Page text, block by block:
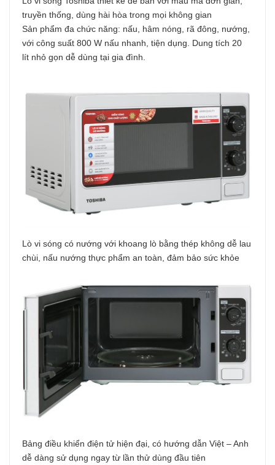
truyền thống, dùng hài hòa trong mọi không gian
Sản phẩm đa chức năng: nấu, hâm nóng, rã đông, nướng,
với công suất 800 W nấu nhanh, tiện dụng. Dung tích 20
lít nhỏ gọn dễ dùng tại gia đình.
Lò vi sóng có nướng với khoang lò bằng thép không dễ lau
chùi, nấu nướng thực phẩm an toàn, đảm bảo sức khỏe
Bảng điều khiển điện tử hiện đại, có hướng dẫn Việt – Anh
dễ dàng sử dụng ngay từ lần thử dùng đầu tiên